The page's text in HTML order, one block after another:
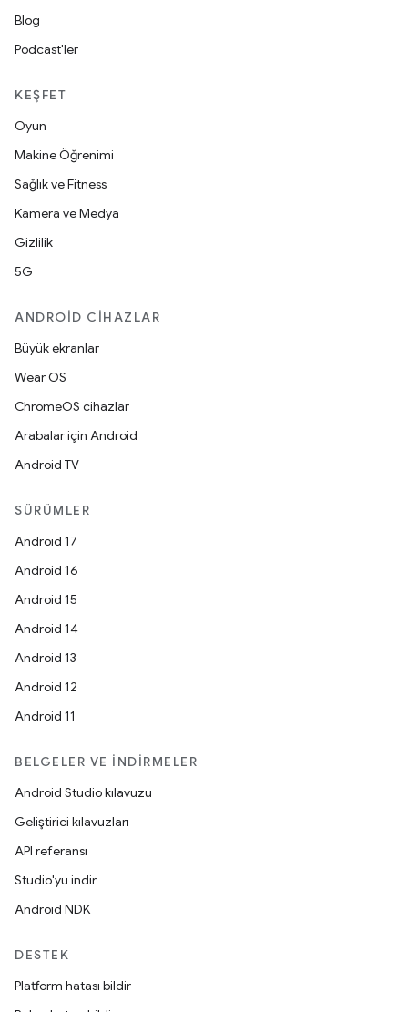
Blog
Podcast'ler
KEŞFET
Oyun
Makine Öğrenimi
Sağlık ve Fitness
Kamera ve Medya
Gizlilik
5G
ANDROID CIHAZLAR
Büyük ekranlar
Wear OS
ChromeOS cihazlar
Arabalar için Android
Android TV
SÜRÜMLER
Android 17
Android 16
Android 15
Android 14
Android 13
Android 12
Android 11
BELGELER VE İNDIRMELER
Android Studio kılavuzu
Geliştirici kılavuzları
API referansı
Studio'yu indir
Android NDK
DESTEK
Platform hatası bildir